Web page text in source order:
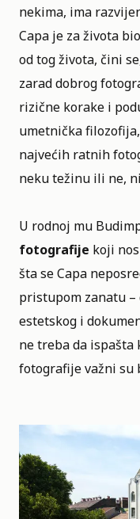
nekima, ima
Capa je za života
od tog života, čini
zarad dobrog
rizične korake i
umetnička
najvećih ratnih
neku težinu ili ne,
U rodnoj mu
fotografije koji
šta se Capa
pristupom zanatu
estetskog i
ne treba da ispašta
fotografije važni su